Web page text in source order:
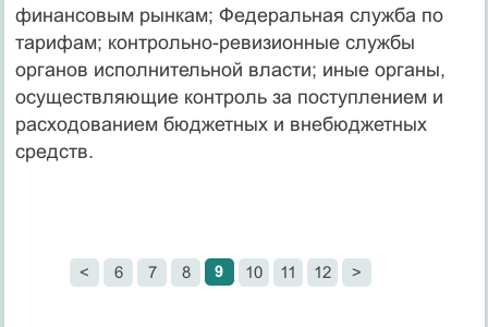
финансовым рынкам; Федеральная служба по
тарифам; контрольно-ревизионные службы
органов исполнительной власти; иные органы,
осуществляющие контроль за поступлением и
расходовани­ем бюджетных и внебюджетных
средств.
< 6 7 8 9 10 11 12 >